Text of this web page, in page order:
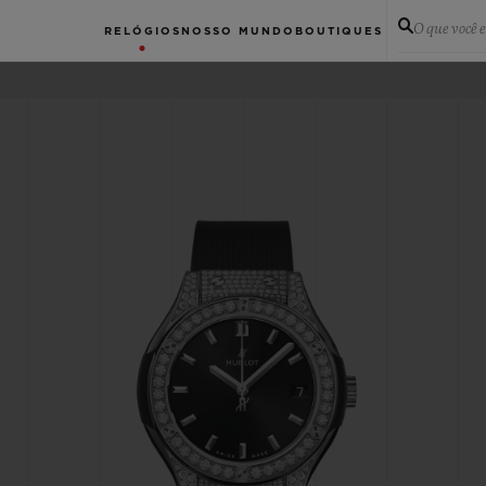
RELÓGIOS NOSSO MUNDO BOUTIQUES O que você